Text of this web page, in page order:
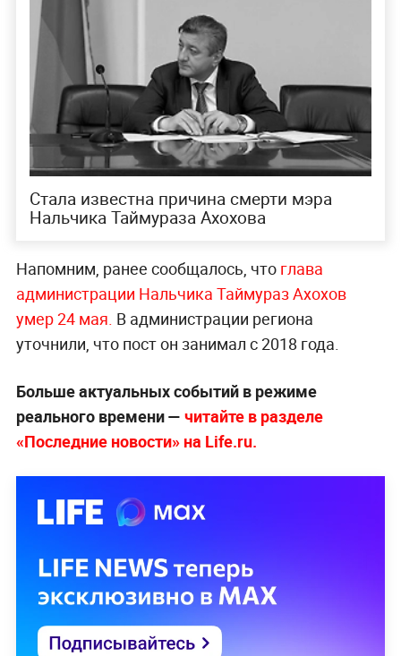
Стала известна причина смерти мэра
Нальчика Таймураза Ахохова
Напомним, ранее сообщалось, что глава
администрации Нальчика Таймураз Ахохов
умер 24 мая. В администрации региона
уточнили, что пост он занимал с 2018 года.
Больше актуальных событий в режиме
реального времени — читайте в разделе
«Последние новости» на Life.ru.